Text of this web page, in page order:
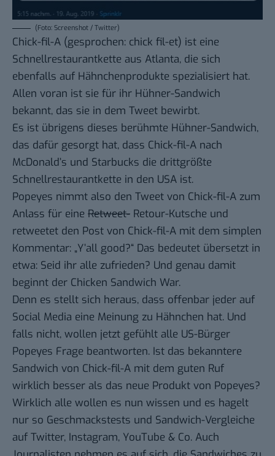
(Foto: Screenshot / Twitter)
Chick-fil-A (gesprochen: chick fil-et) ist eine
Schnellrestaurantkette aus Atlanta, die sich
ebenfalls auf Hähnchenprodukte spezialisiert hat.
Allen voran ist sie für ihr Hühner-Sandwich
bekannt, das sie in dem Tweet bewirbt.
Es ist übrigens dieses berühmte Hühner-Sandwich,
das dafür gesorgt hat, dass Chick-fil-A nach
McDonald’s und Starbucks die drittgrößte
Schnellrestaurantkette in den USA ist.
Popeyes nimmt also den Tweet von Chick-fil-A zum
Anlass für eine Retweet- Retour-Kutsche und
retweetet den Post von Chick-fil-A mit dem simplen
Kommentar: „Y’all good?“ Das bedeutet übersetzt in
etwa: Seid ihr alle zufrieden? Und genau damit
beginnt der Chicken Sandwich War.
Denn es stellt sich heraus, dass offenbar jeder auf
Social Media eine Meinung zu Hähnchen hat. Und
falls nicht, wollen jetzt gefühlt alle US-Bürger
Popeyes Frage beantworten. Ist das bekanntere
Sandwich von Chick-fil-A mit dem guten Ruf
wirklich besser als das neue Produkt von Popeyes?
Wirklich alle wollen es nun wissen und es hagelt
nur so Geschmackstests und Sandwich-Vergleiche
auf Twitter, Instagram, YouTube & Co. Auch